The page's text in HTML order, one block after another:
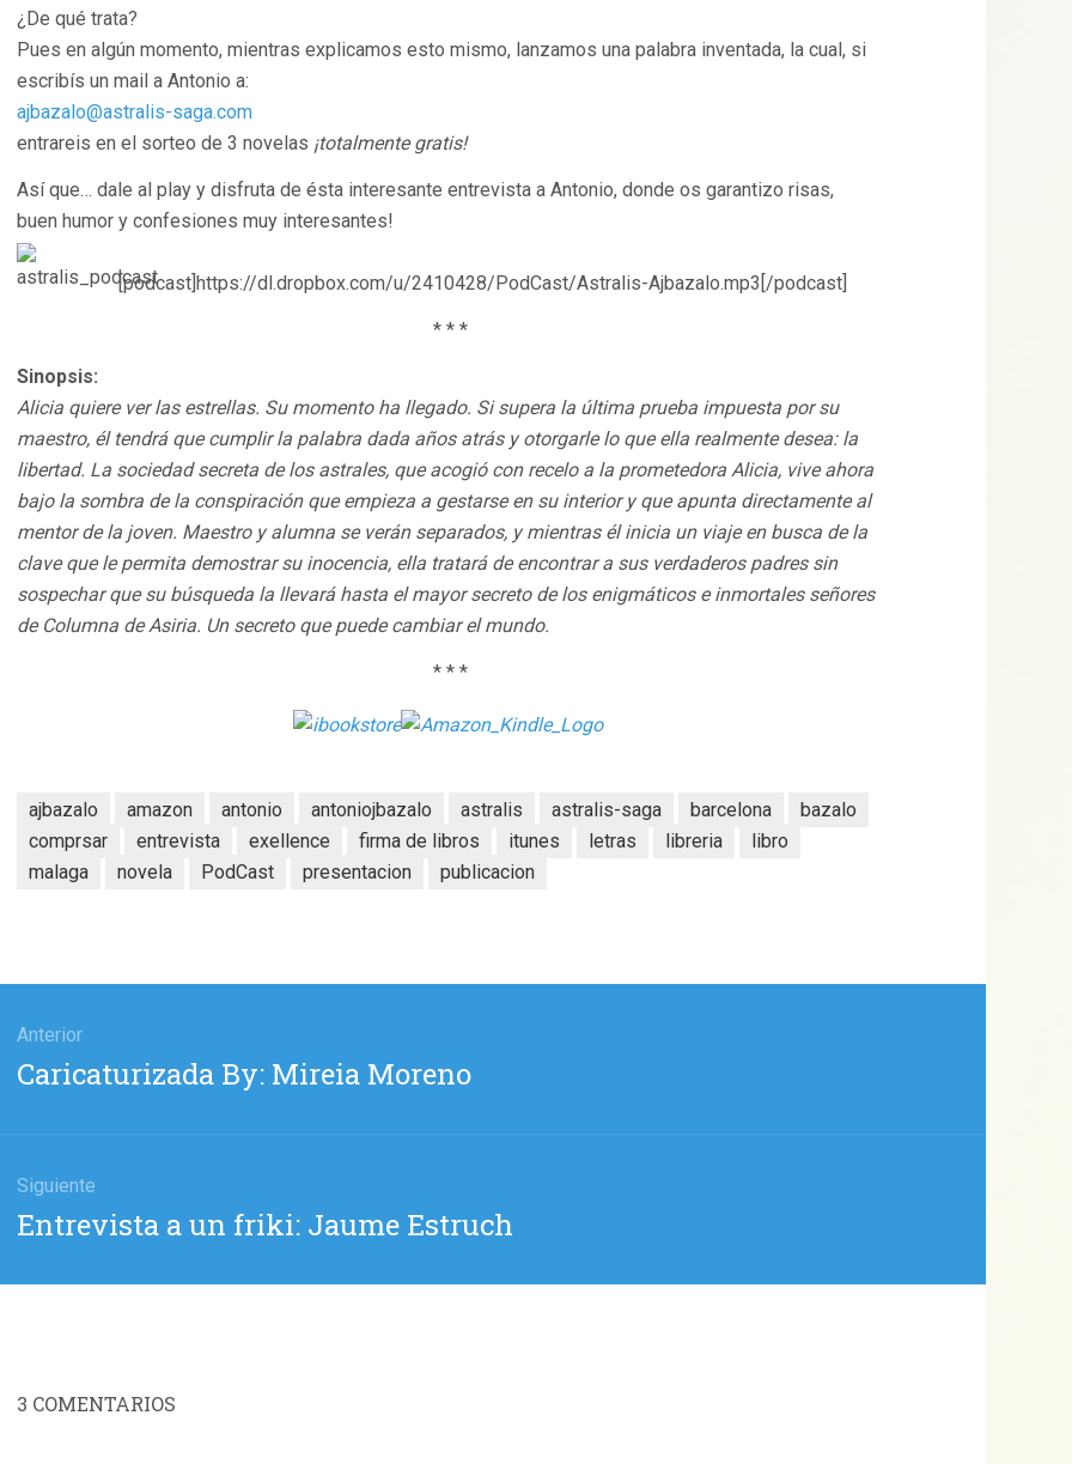
¿De qué trata?
Pues en algún momento, mientras explicamos esto mismo, lanzamos una palabra inventada, la cual, si
escribís un mail a Antonio a:
ajbazalo@astralis-saga.com
entrareis en el sorteo de 3 novelas ¡totalmente gratis!
Así que… dale al play y disfruta de ésta interesante entrevista a Antonio, donde os garantizo risas,
buen humor y confesiones muy interesantes!
[podcast]https://dl.dropbox.com/u/2410428/PodCast/Astralis-Ajbazalo.mp3[/podcast]
* * *
Sinopsis:
Alicia quiere ver las estrellas. Su momento ha llegado. Si supera la última prueba impuesta por su
maestro, él tendrá que cumplir la palabra dada años atrás y otorgarle lo que ella realmente desea: la
libertad. La sociedad secreta de los astrales, que acogió con recelo a la prometedora Alicia, vive ahora
bajo la sombra de la conspiración que empieza a gestarse en su interior y que apunta directamente al
mentor de la joven. Maestro y alumna se verán separados, y mientras él inicia un viaje en busca de la
clave que le permita demostrar su inocencia, ella tratará de encontrar a sus verdaderos padres sin
sospechar que su búsqueda la llevará hasta el mayor secreto de los enigmáticos e inmortales señores
de Columna de Asiria. Un secreto que puede cambiar el mundo.
* * *
ajbazalo amazon antonio antoniojbazalo astralis astralis-saga barcelona
bazalo
comprsar
entrevista exellence firma de libros itunes letras libreria
libro
malaga
novela PodCast presentacion publicacion
Anterior
Entrada
Caricaturizada By: Mireia Moreno
Siguiente
Entrada
Entrevista a un friki: Jaume Estruch
3 COMENTARIOS